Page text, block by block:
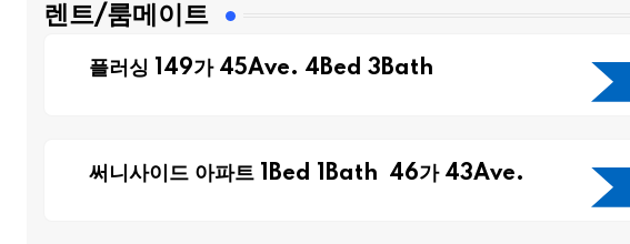
렌트/룸메이트
플러싱 149가 45Ave. 4Bed 3Bath
써니사이드 아파트 1Bed 1Bath 46가 43Ave.